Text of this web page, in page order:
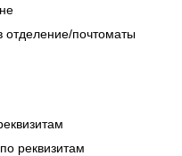
отделение/почтоматы
реквизитам